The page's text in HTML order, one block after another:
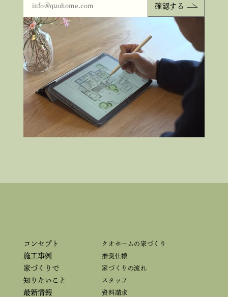
コンセプト
施工事例
家づくりで
知りたいこと
最新情報
クオホームの家づくり
推奨仕様
家づくりの流れ
スタッフ
資料請求